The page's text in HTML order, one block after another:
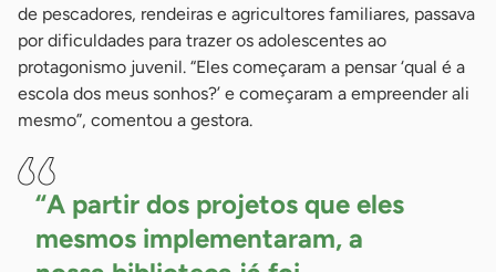
de pescadores, rendeiras e agricultores familiares, passava
por dificuldades para trazer os adolescentes ao
protagonismo juvenil. “Eles começaram a pensar ‘qual é a
escola dos meus sonhos?’ e começaram a empreender ali
mesmo”, comentou a gestora.
“A partir dos projetos que eles
mesmos implementaram, a